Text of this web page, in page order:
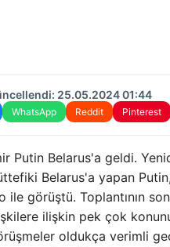
25.05.2024 01:44
WhatsApp Reddit Pinterest
Putin Belarus'a geldi.
Belarus'a yapan
ile görüştü. Toplantının
ilişkin pek çok
oldukça verimli